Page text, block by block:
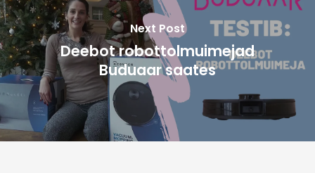
Next Post
Deebot robottolmuimejad
Buduaar saates